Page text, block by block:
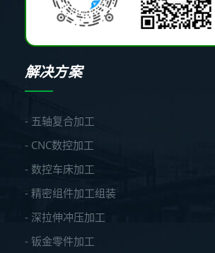
解决方案
- 五轴复合加工
- CNC数控加工
- 数控车床加工
- 精密组件加工组装
- 深拉伸冲压加工
- 钣金零件加工